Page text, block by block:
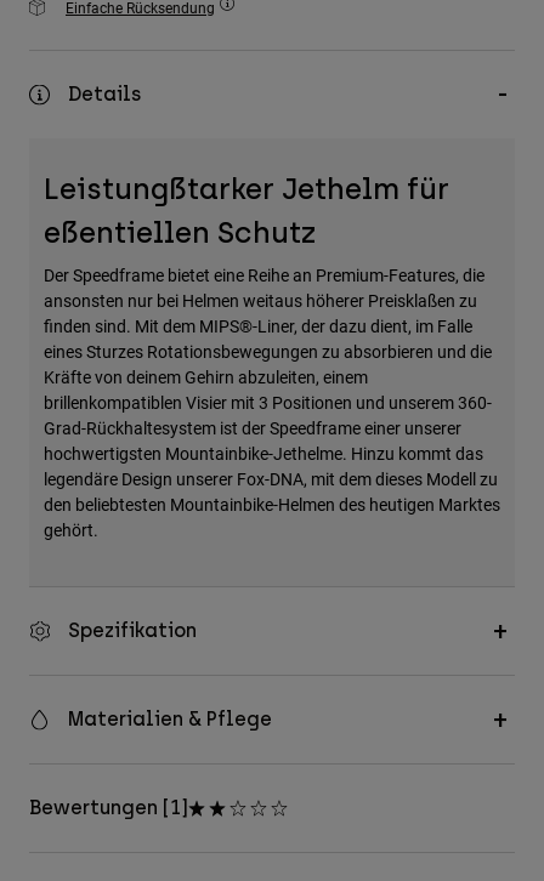
Zubehör
Taschen & Rucksäcke
Alle anzeigen
Einfache Rücksendung
Details
Leistungßtarker Jethelm für
eßentiellen Schutz
Der Speedframe bietet eine Reihe an Premium-Features, die
ansonsten nur bei Helmen weitaus höherer Preisklaßen zu
finden sind. Mit dem MIPS®-Liner, der dazu dient, im Falle
eines Sturzes Rotationsbewegungen zu absorbieren und die
Kräfte von deinem Gehirn abzuleiten, einem
brillenkompatiblen Visier mit 3 Positionen und unserem 360-
Grad-Rückhaltesystem ist der Speedframe einer unserer
hochwertigsten Mountainbike-Jethelme. Hinzu kommt das
legendäre Design unserer Fox-DNA, mit dem dieses Modell zu
den beliebtesten Mountainbike-Helmen des heutigen Marktes
gehört.
Spezifikation
Materialien & Pflege
Bewertungen [1]